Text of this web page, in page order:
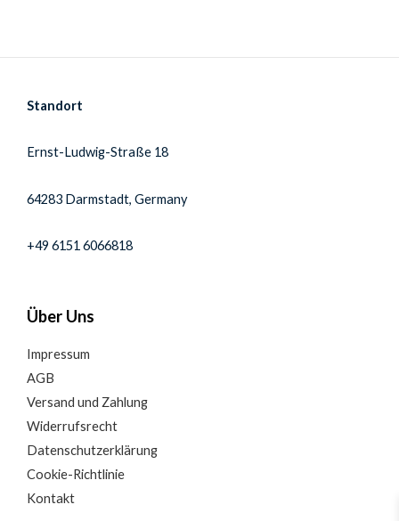
Standort
Ernst-Ludwig-Straße 18
64283 Darmstadt, Germany
+49 6151 6066818
Über Uns
Impressum
AGB
Versand und Zahlung
Widerrufsrecht
Datenschutzerklärung
Cookie-Richtlinie
Kontakt